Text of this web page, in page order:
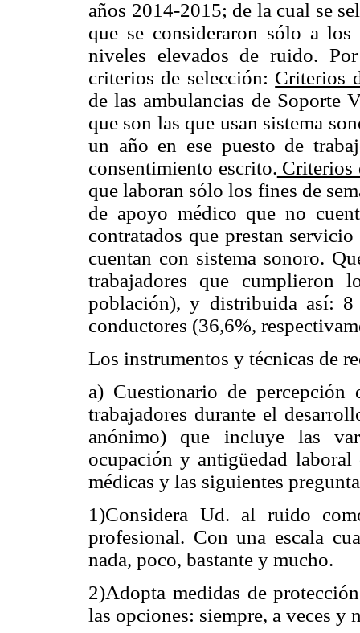
años 2014-2015; de la cual se
que se consideraron sólo a los
niveles elevados de ruido.
criterios de selección: Criterios
de las ambulancias de Soporte
que son las que usan sistema
un año en ese puesto de
consentimiento escrito. Criterios
que laboran sólo los fines de
de apoyo médico que no
contratados que prestan
cuentan con sistema sonoro.
trabajadores que
población), y distribuida así: 8
conductores (36,6%,
Los instrumentos y técnicas de
a) Cuestionario de
trabajadores durante el
anónimo) que incluye las
ocupación y antigüedad
médicas y las siguientes
1)Considera Ud. al ruido
profesional. Con una escala
nada, poco, bastante y mucho.
2)Adopta medidas de
las opciones: siempre, a veces y